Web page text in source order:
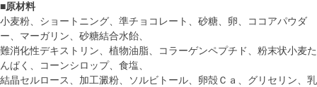
■原材料
小麦粉、ショートニング、準チョコレート、砂糖、卵、ココアパウダ
ー、マーガリン、砂糖結合水飴、
難消化性デキストリン、植物油脂、コラーゲンペプチド、粉末状小麦た
んぱく、コーンシロップ、食塩、
結晶セルロース、加工澱粉、ソルビトール、卵殻Ｃａ、グリセリン、乳